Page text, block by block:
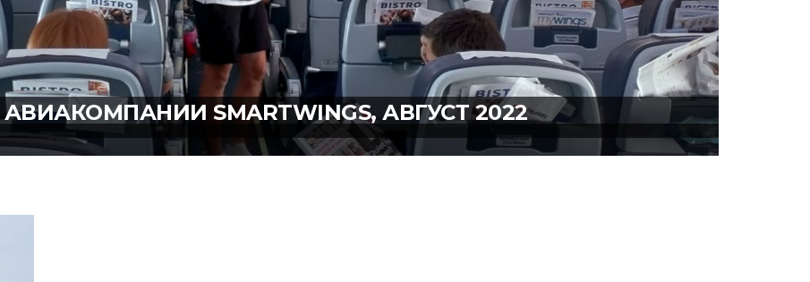
АВИАКОМПАНИИ SMARTWINGS, АВГУСТ 2022